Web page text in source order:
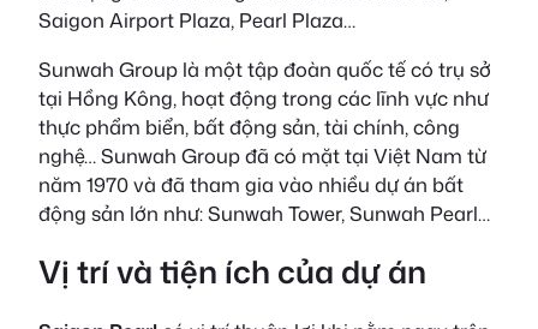
Saigon Airport Plaza, Pearl Plaza…
Sunwah Group là một tập đoàn quốc tế có trụ sở
tại Hồng Kông, hoạt động trong các lĩnh vực như
thực phẩm biển, bất động sản, tài chính, công
nghệ… Sunwah Group đã có mặt tại Việt Nam từ
năm 1970 và đã tham gia vào nhiều dự án bất
động sản lớn như: Sunwah Tower, Sunwah Pearl…
Vị trí và tiện ích của dự án